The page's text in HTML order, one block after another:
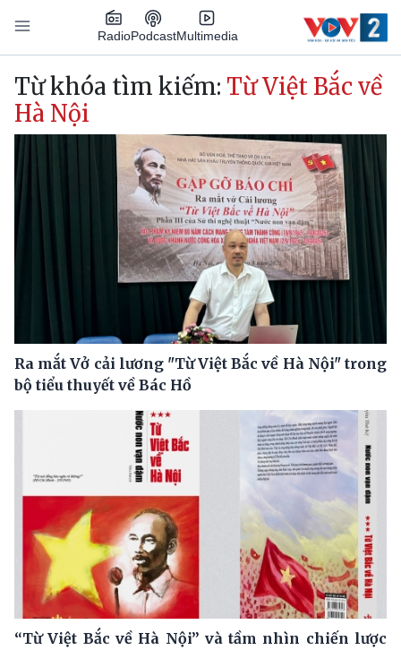
Nhảy đến nội dung
RadioPodcastMultimedia
Main navigation
Từ khóa tìm kiếm: Từ Việt Bắc về
Hà Nội
Ra mắt Vở cải lương "Từ Việt Bắc về Hà Nội" trong
bộ tiểu thuyết về Bác Hồ
“Từ Việt Bắc về Hà Nội” và tầm nhìn chiến lược